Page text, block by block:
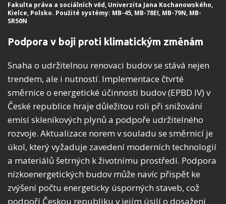
Fakulta práva a sociálních věd, Univerzita Jana Kochanowského,
Kielce, Polsko. Použité systémy: MB-45, MB-78EI, MB-79N, MB-
SR50N
Podpora v boji proti klimatickým změnám
Snaha o udržitelnou renovaci budov se stává nejen
trendem, ale i nutností. Implementace čtvrté
směrnice o energetické účinnosti budov (EPBD IV) v
České republice hraje důležitou roli při snižování
emisí skleníkových plynů a podpoře udržitelného
rozvoje. Aktualizace norem v souladu se směrnicí je
úkol, který vyžaduje zavedení moderních technologií
a materiálů šetrných k životnímu prostředí. Podpora
nízkoenergetických budov může navíc přispět ke
zvýšení počtu energeticky úsporných staveb, což
podpoří Českou republiku v jejím úsilí o dosažení